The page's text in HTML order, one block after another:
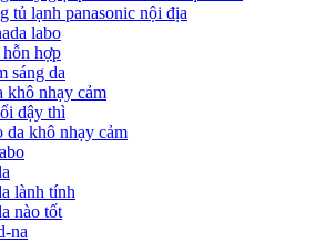
tủ lạnh panasonic nội địa
labo
hợp
sáng da
khô nhạy cảm
dậy thì
da khô nhạy cảm
lành tính
nào tốt
na